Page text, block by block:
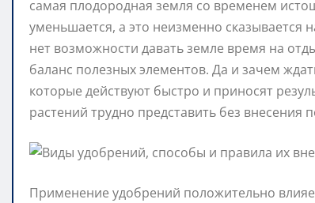
самая плодородная земля со временем
уменьшается, а это неизменно сказывается
нет возможности давать земле время на
баланс полезных элементов. Да и зачем
которые действуют быстро и приносят
растений трудно представить без
Применение удобрений положительно